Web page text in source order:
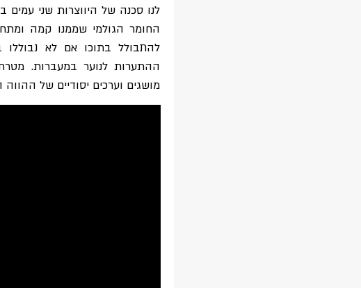
לנו סכנה של היווצרות שני עמים
החומר הגולמי שממנו קמה
להתבולל בתוכו אם לא נבוללו
ההתערות לנוער במעברות.
מושגים וערכים יסודיים של ההווה